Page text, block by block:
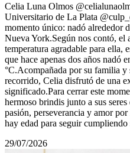
Celia Luna Olmos
Universitario de La Plata
momento único: nadó alrededor
Nueva York.Según nos contó, el
temperatura agradable para ella,
que hace apenas dos años nadó
°C.Acompañada por su familia
recorrido, Celia disfrutó de una
significado.Para cerrar este
hermoso brindis junto a sus
pasión, perseverancia y amor
hay edad para seguir cumpliendo
29/07/2026